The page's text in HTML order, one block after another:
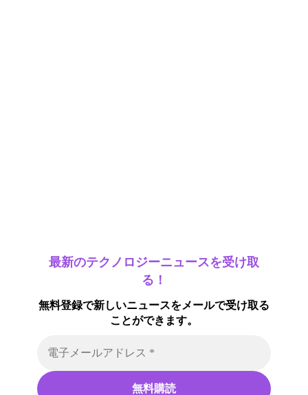
最新のテクノロジーニュースを受け取
る！
無料登録で新しいニュースをメールで受け取る
ことができます。